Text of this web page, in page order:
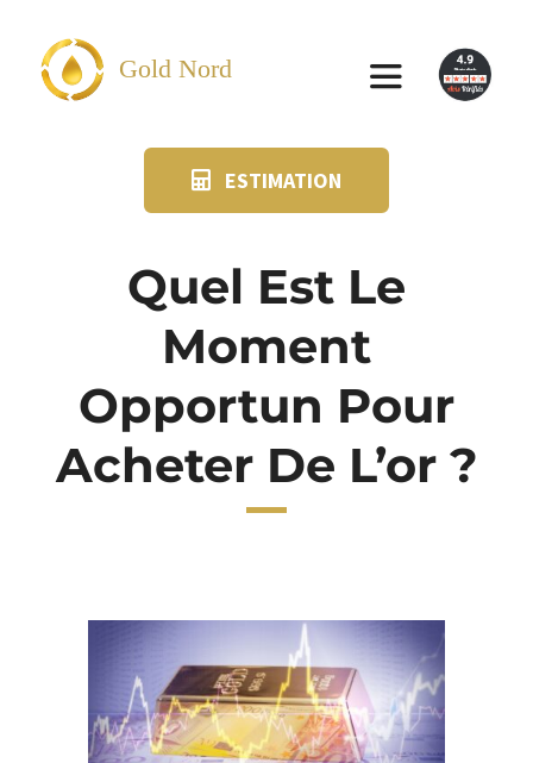
contenu
Gold Nord
Toggle
SUIVI KIT POSTAL
ESTIMATION
Quel Est Le
Moment
Opportun Pour
Acheter De L’or ?